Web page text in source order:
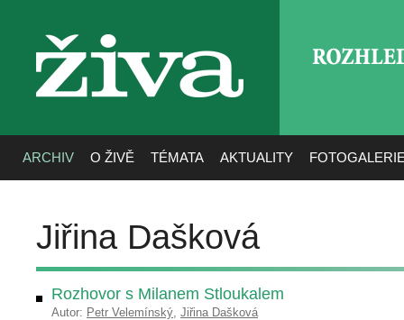
živa
ARCHIV O ŽIVĚ TÉMATA AKTUALITY
Jiřina Dašková
Rozhovor s Milanem Stloukalem
Autor: Petr Velemínský, Jiřina Dašková